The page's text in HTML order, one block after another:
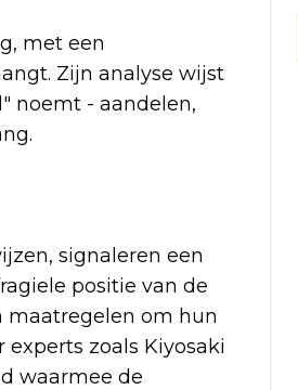
met een
Zijn analyse wijst
noemt - aandelen,
signaleren een
positie van de
maatregelen om hun
zoals Kiyosaki
waarmee de